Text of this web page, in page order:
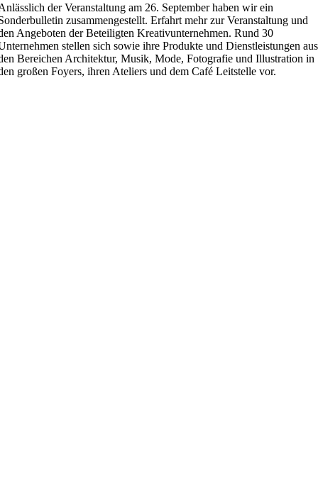
der Veranstaltung am 26. September haben wir ein
zusammengestellt. Erfahrt mehr zur Veranstaltung und
Angeboten der Beteiligten Kreativunternehmen. Rund 30
stellen sich sowie ihre Produkte und Dienstleistungen aus
Bereichen Architektur, Musik, Mode, Fotografie und Illustration in
großen Foyers, ihren Ateliers und dem Café Leitstelle vor.